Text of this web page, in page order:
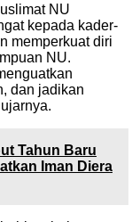
NU
kepada kader-
memperkuat diri
NU.
dan jadikan
Tahun Baru
Iman Diera